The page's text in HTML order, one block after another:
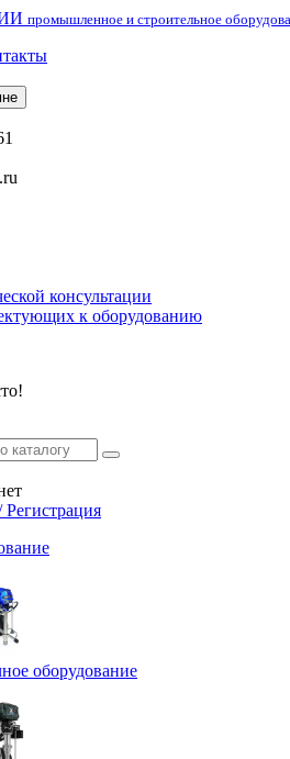
промышленное и строительное
консультации
к оборудованию
оборудование